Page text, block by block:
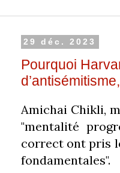
29 déc. 2023
Pourquoi
Amichai Chikli,
"mentalité
correct ont pris
fondamentales".